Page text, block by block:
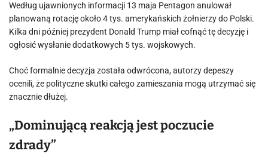
Według ujawnionych informacji 13 maja Pentagon anulował
planowaną rotację około 4 tys. amerykańskich żołnierzy do Polski.
Kilka dni później prezydent Donald Trump miał cofnąć tę decyzję i
ogłosić wysłanie dodatkowych 5 tys. wojskowych.
Choć formalnie decyzja została odwrócona, autorzy depeszy
ocenili, że polityczne skutki całego zamieszania mogą utrzymać się
znacznie dłużej.
„Dominującą reakcją jest poczucie
zdrady”